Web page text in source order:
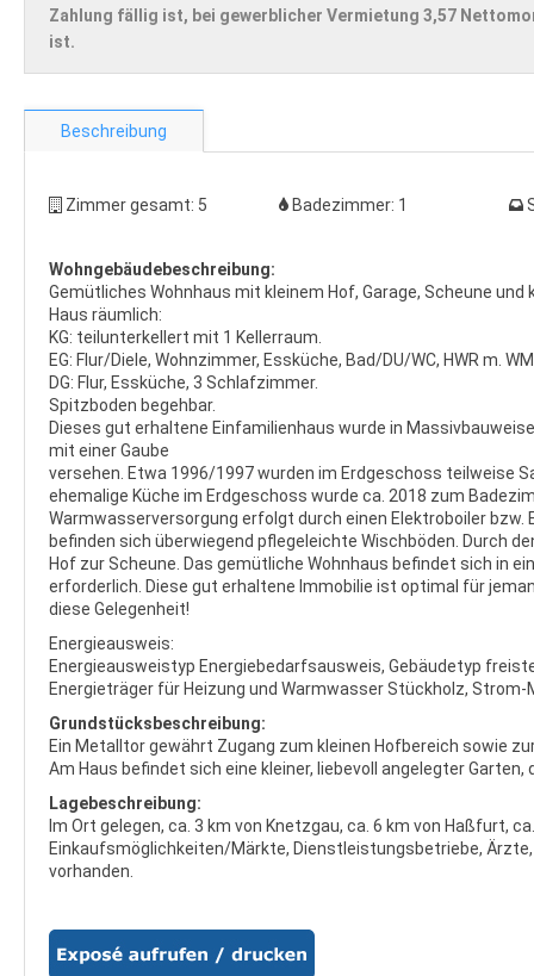
Zahlung fällig ist, bei gewerblicher Vermietung 3,57
ist.
Beschreibung
Zimmer gesamt: 5 Badezimmer: 1
Wohngebäudebeschreibung:
Gemütliches Wohnhaus mit kleinem Hof, Garage, Scheune und
Haus räumlich:
KG: teilunterkellert mit 1 Kellerraum.
EG: Flur/Diele, Wohnzimmer, Essküche, Bad/DU/WC, HWR m.
DG: Flur, Essküche, 3 Schlafzimmer.
Spitzboden begehbar.
Dieses gut erhaltene Einfamilienhaus wurde in
mit einer Gaube
versehen. Etwa 1996/1997 wurden im Erdgeschoss teilweise
ehemalige Küche im Erdgeschoss wurde ca. 2018 zum
Warmwasserversorgung erfolgt durch einen Elektroboiler
befinden sich überwiegend pflegeleichte Wischböden. Durch
Hof zur Scheune. Das gemütliche Wohnhaus befindet sich in
erforderlich. Diese gut erhaltene Immobilie ist optimal für
diese Gelegenheit!
Energieausweis:
Energieausweistyp Energiebedarfsausweis, Gebäudetyp
Energieträger für Heizung und Warmwasser Stückholz, Strom-
Grundstücksbeschreibung:
Ein Metalltor gewährt Zugang zum kleinen Hofbereich sowie
Am Haus befindet sich eine kleiner, liebevoll angelegter
Lagebeschreibung:
Im Ort gelegen, ca. 3 km von Knetzgau, ca. 6 km von Haßfurt,
Einkaufsmöglichkeiten/Märkte, Dienstleistungsbetriebe,
vorhanden.